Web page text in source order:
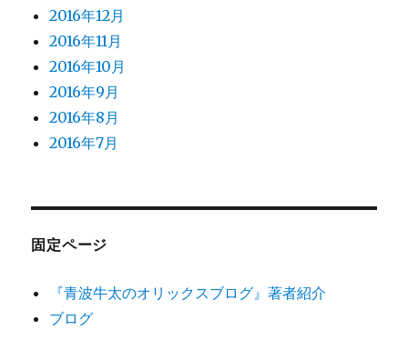
2016年12月
2016年11月
2016年10月
2016年9月
2016年8月
2016年7月
固定ページ
『青波牛太のオリックスブログ』著者紹介
ブログ